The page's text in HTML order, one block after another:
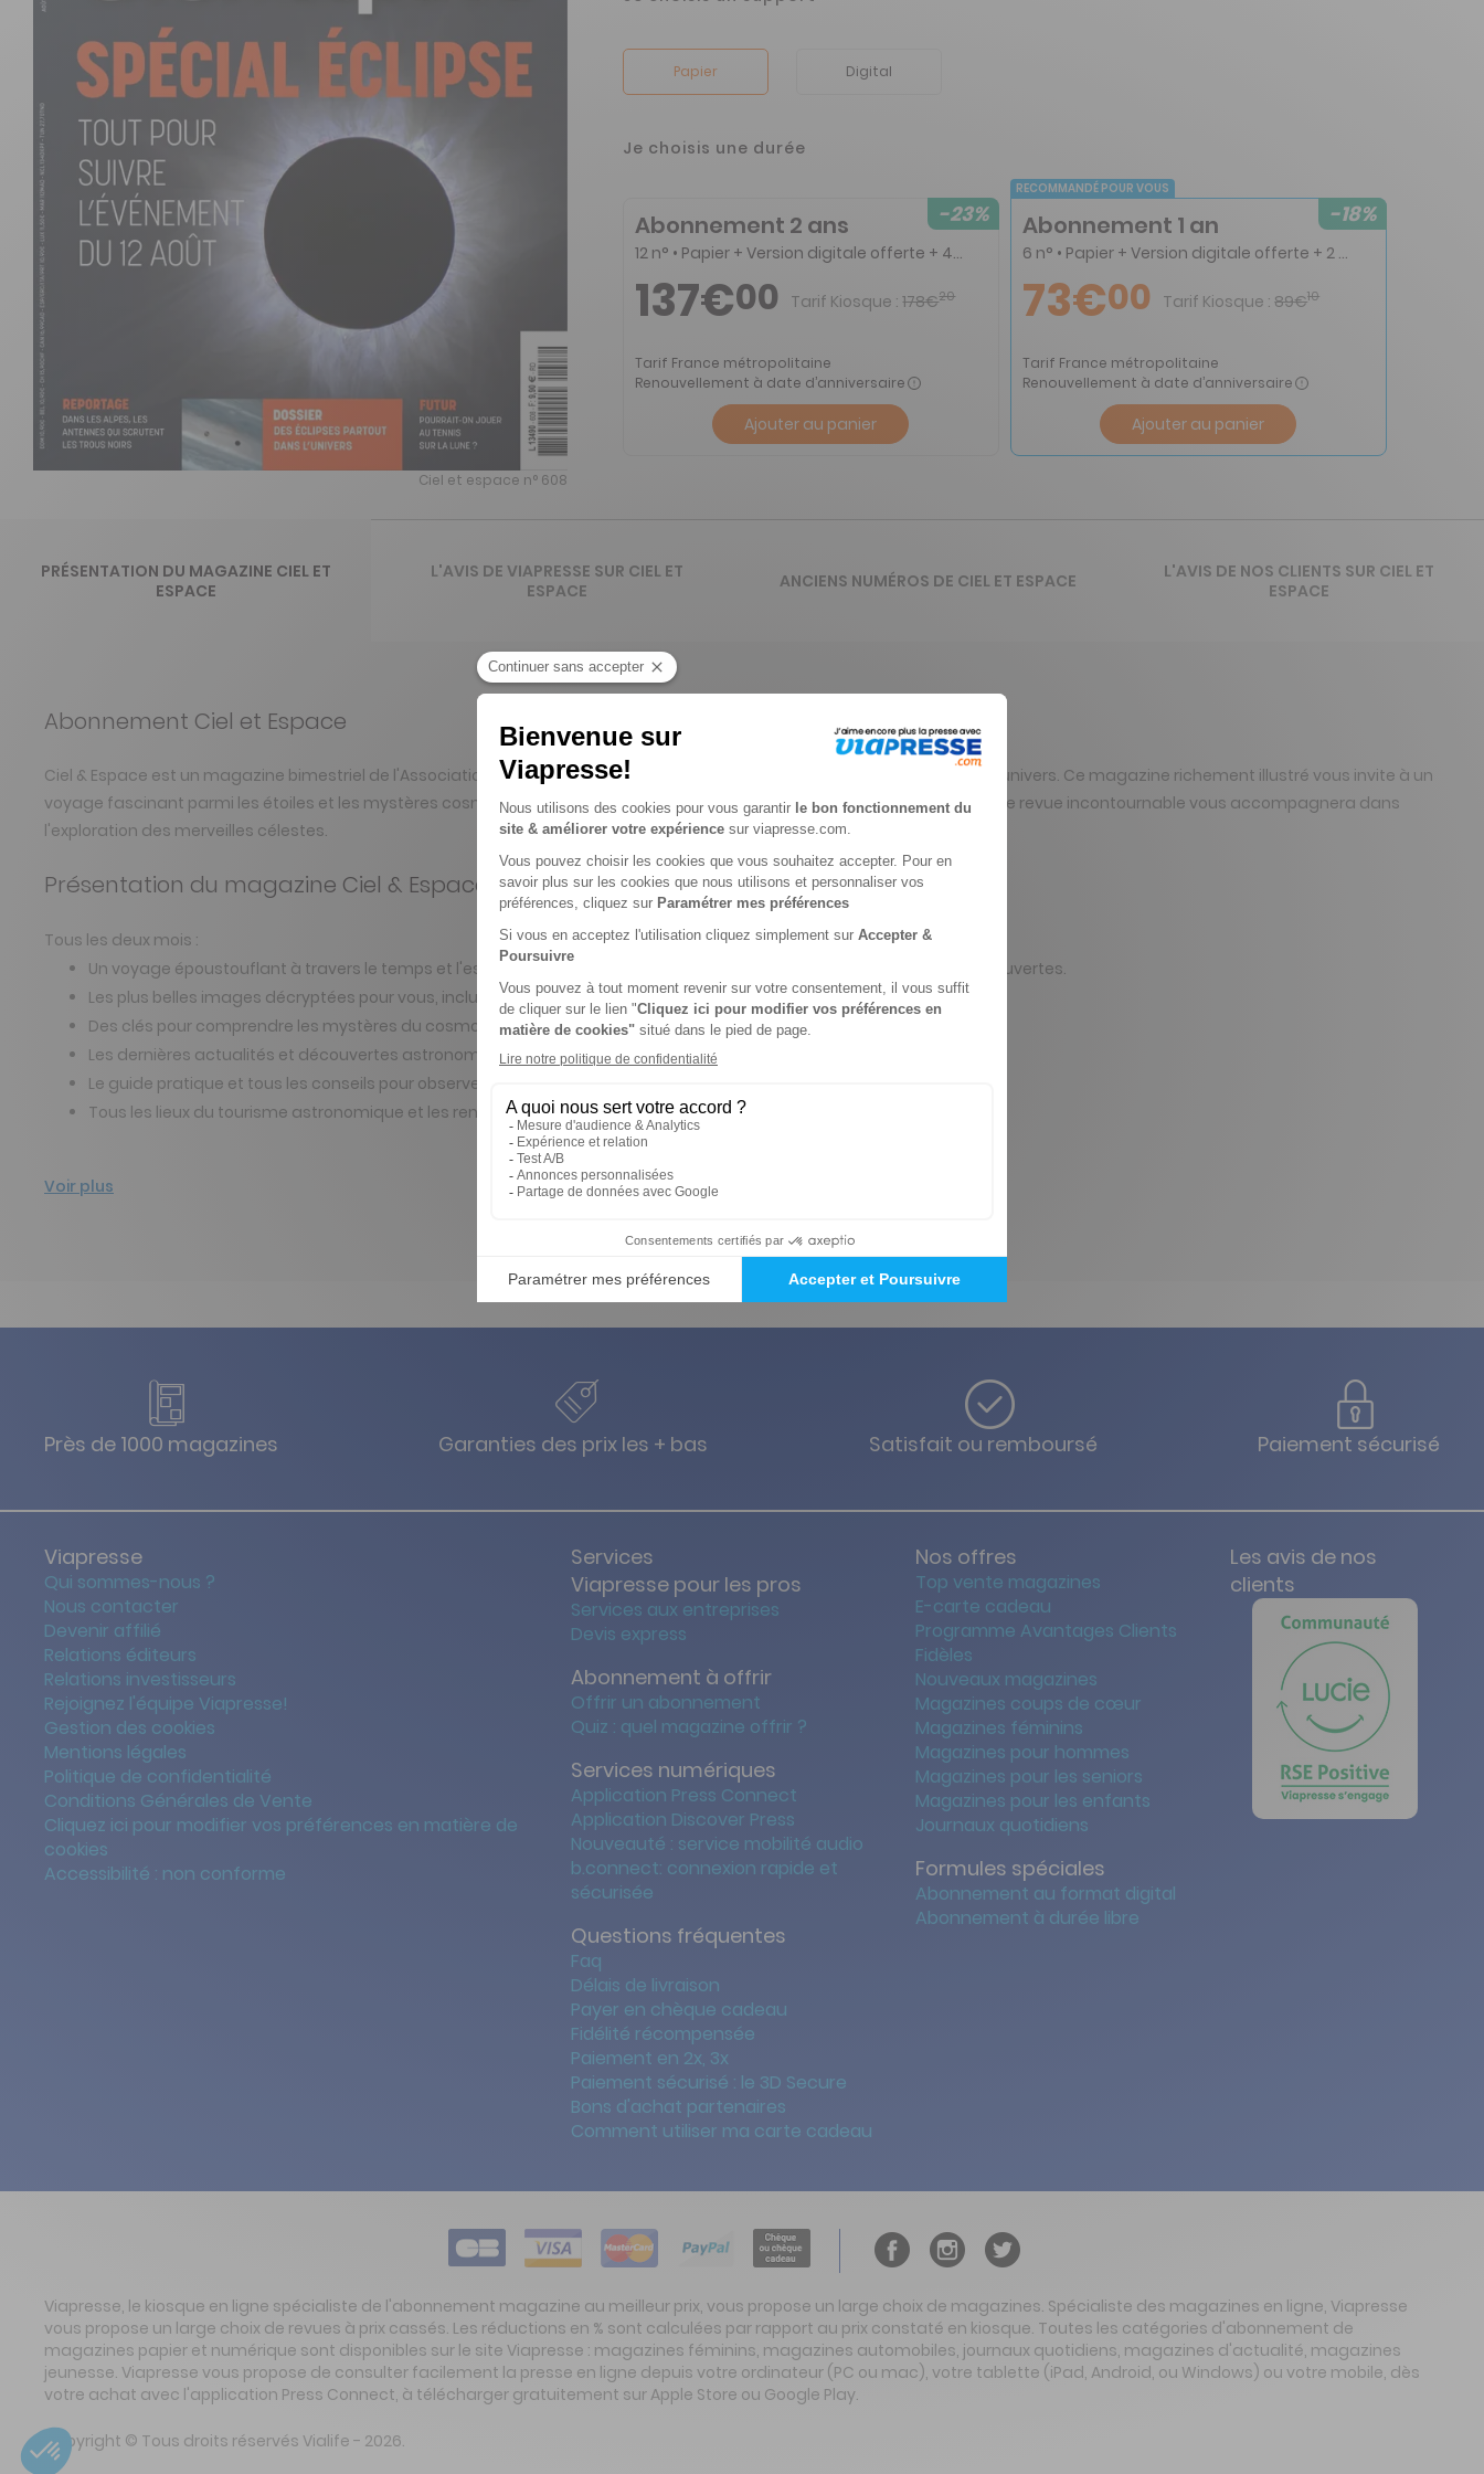
Ciel et espace n° 608
Papier Digital
Je choisis une durée
RECOMMANDÉ POUR VOUS
-18%
Abonnement 1 an
6 n° • Papier + Version digitale offerte + 2 HS + 1 Almanach
73€00 Tarif Kiosque : 89€10
Tarif France métropolitaine
Renouvellement à date d’anniversaire
Ajouter au panier
-23%
Abonnement 2 ans
12 n° • Papier + Version digitale offerte + 4 HS + 2 Almanachs
137€00 Tarif Kiosque : 178€20
Tarif France métropolitaine
Renouvellement à date d’anniversaire
Ajouter au panier
PRÉSENTATION DU MAGAZINE CIEL ET
ESPACE
Abonnement Ciel et Espace
Ciel & Espace est un magazine bimestriel de l'Association française d'astronomie entièrement consacré aux sciences de l'univers. Ce magazine richement illustré vous invite à un
voyage fascinant parmi les étoiles et les mystères cosmiques. Découvrez dans notre présentation détaillée comment cette revue incontournable vous accompagnera dans
l'exploration des merveilles célestes.
Présentation du magazine Ciel & Espace et astronomie
Tous les deux mois :
Un voyage époustouflant à travers le temps et l'espace, avec des dossiers dédiés aux exoplanètes récemment découvertes.
Les plus belles images décryptées pour vous, incluant les spectaculaires clichés de Jupiter et de ses lunes glacées.
Des clés pour comprendre les mystères du cosmos et les phénomènes célestes liés aux étoiles.
Les dernières actualités et découvertes astronomiques expliquées simplement.
Le guide pratique et tous les conseils pour observer le ciel nocturne.
Tous les lieux du tourisme astronomique et les rendez-vous culturels à ne pas manquer.
Voir plus
L'AVIS DE VIAPRESSE SUR CIEL ET
ESPACE
ANCIENS NUMÉROS DE CIEL ET ESPACE
L'AVIS DE NOS CLIENTS SUR CIEL ET
ESPACE
Près de 1000 magazines Garanties des prix les + bas Satisfait ou remboursé Paiement sécurisé
Viapresse
Qui sommes-nous ?
Nous contacter
Devenir affilié
Relations éditeurs
Relations investisseurs
Rejoignez l'équipe Viapresse!
Gestion des cookies
Mentions légales
Politique de confidentialité
Conditions Générales de Vente
Cliquez ici pour modifier vos préférences en matière de
cookies
Accessibilité : non conforme
Services
Viapresse pour les pros
Services aux entreprises
Devis express
Abonnement à offrir
Offrir un abonnement
Quiz : quel magazine offrir ?
Services numériques
Application Press Connect
Application Discover Press
Nouveauté : service mobilité audio
b.connect: connexion rapide et
sécurisée
Questions fréquentes
Faq
Délais de livraison
Payer en chèque cadeau
Fidélité récompensée
Paiement en 2x, 3x
Paiement sécurisé : le 3D Secure
Bons d'achat partenaires
Comment utiliser ma carte cadeau
Nos offres
Top vente magazines
E-carte cadeau
Programme Avantages Clients
Fidèles
Nouveaux magazines
Magazines coups de cœur
Magazines féminins
Magazines pour hommes
Magazines pour les seniors
Magazines pour les enfants
Journaux quotidiens
Formules spéciales
Abonnement au format digital
Abonnement à durée libre
Les avis de nos
clients
Viapresse, le kiosque en ligne spécialiste de l'abonnement magazine au meilleur prix, vous propose un large choix de magazines. Spécialiste des magazines en ligne, Viapresse
vous propose un large choix de revues à prix cassés. Les réductions en % sont calculées par rapport au prix constaté en kiosque. Toutes les catégories d'abonnement de
magazines papier et numérique sont disponibles sur le site Viapresse : magazines féminins, magazines automobiles, journaux quotidiens, magazines d'actualité, magazines
jeunesse. Viapresse vous propose de consulter facilement la presse en ligne depuis votre ordinateur (PC ou mac), votre tablette (iPad, Android, ou Windows) ou votre mobile, dès
votre achat avec l'application Press Connect, à télécharger gratuitement sur Apple Store ou Google Play.
Copyright © Tous droits réservés Vialife - 2026.